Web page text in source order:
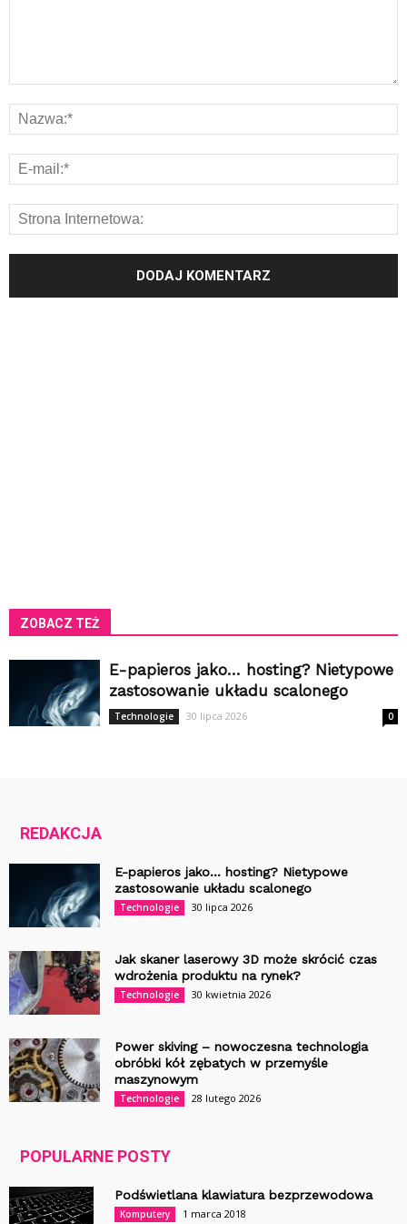
ZOBACZ TEŻ
E-papieros jako… hosting? Nietypowe
zastosowanie układu scalonego
Technologie 30 lipca 2026 0
REDAKCJA
E-papieros jako… hosting? Nietypowe
zastosowanie układu scalonego
Technologie 30 lipca 2026
Jak skaner laserowy 3D może skrócić czas
wdrożenia produktu na rynek?
Technologie 30 kwietnia 2026
Power skiving – nowoczesna technologia
obróbki kół zębatych w przemyśle
maszynowym
Technologie 28 lutego 2026
POPULARNE POSTY
Podświetlana klawiatura bezprzewodowa
Komputery 1 marca 2018